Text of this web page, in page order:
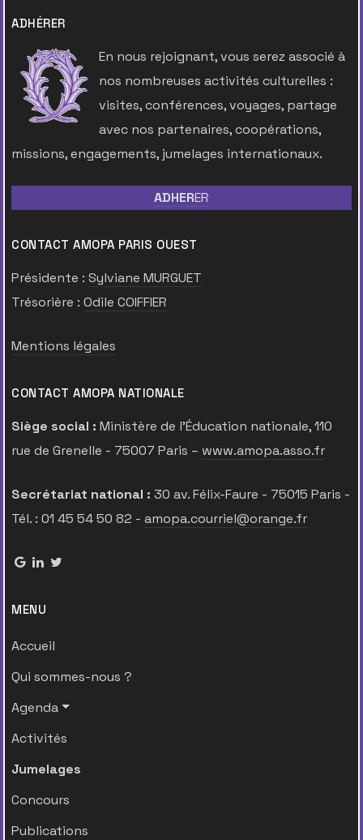
ADHÉRER
En nous rejoignant, vous serez associé à
nos nombreuses activités culturelles :
visites, conférences, voyages, partage
avec nos partenaires, coopérations,
missions, engagements, jumelages internationaux.
ADHERER
CONTACT AMOPA PARIS OUEST
Présidente : Sylviane MURGUET
Trésorière : Odile COIFFIER
Mentions légales
CONTACT AMOPA NATIONALE
Siège social : Ministère de l’Éducation nationale, 110
rue de Grenelle - 75007 Paris – www.amopa.asso.fr
Secrétariat national : 30 av. Félix-Faure - 75015 Paris -
Tél. : 01 45 54 50 82 - amopa.courriel@orange.fr
MENU
Accueil
Qui sommes-nous ?
Agenda
Activités
Jumelages
Concours
Publications